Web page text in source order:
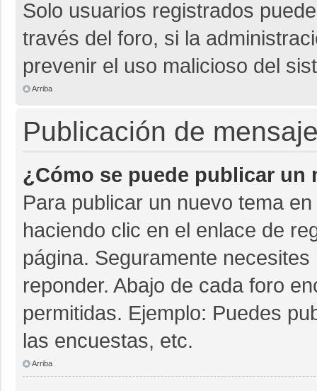
Solo usuarios registrados
través del foro, si la
prevenir el uso malicioso del
Arriba
Publicación de
¿Cómo se puede publicar un
Para publicar un nuevo tema
haciendo clic en el enlace de
página. Seguramente
reponder. Abajo de cada foro
permitidas. Ejemplo: Puedes
las encuestas, etc.
Arriba